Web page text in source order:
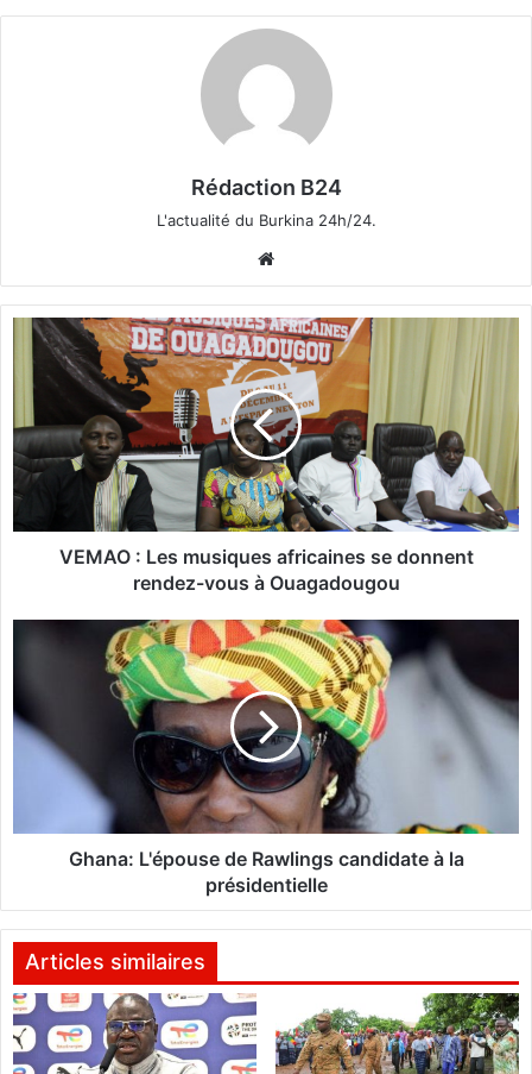
Rédaction B24
L'actualité du Burkina 24h/24.
bsi
te
O
:
e
s
s
i
n
s
e
d
VEMAO : Les musiques africaines se donnent
rendez-vous à Ouagadougou
n
a
é
u
s
d
e
R
a
Ghana: L'épouse de Rawlings candidate à la
présidentielle
Articles similaires